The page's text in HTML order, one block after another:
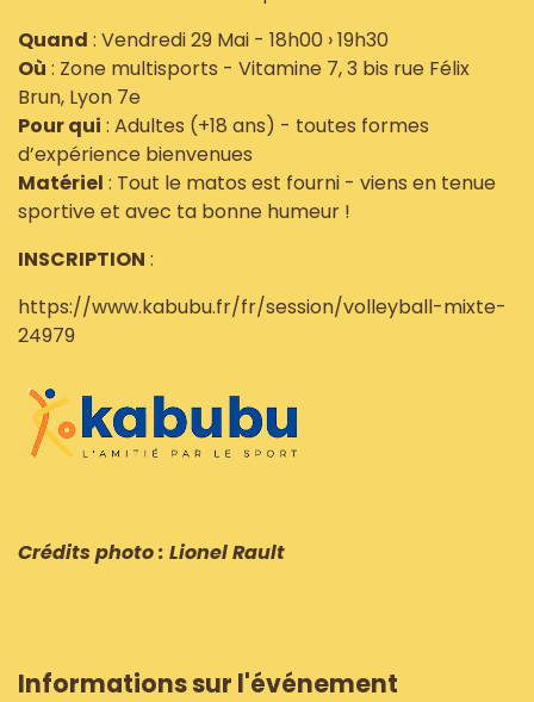
Quand : Vendredi 29 Mai - 18h00 › 19h30
Où : Zone multisports - Vitamine 7, 3 bis rue Félix
Brun, Lyon 7e
Pour qui : Adultes (+18 ans) - toutes formes
d’expérience bienvenues
Matériel : Tout le matos est fourni - viens en tenue
sportive et avec ta bonne humeur !
INSCRIPTION :
https://www.kabubu.fr/fr/session/volleyball-mixte-
24979
Crédits photo : Lionel Rault
Informations sur l'événement